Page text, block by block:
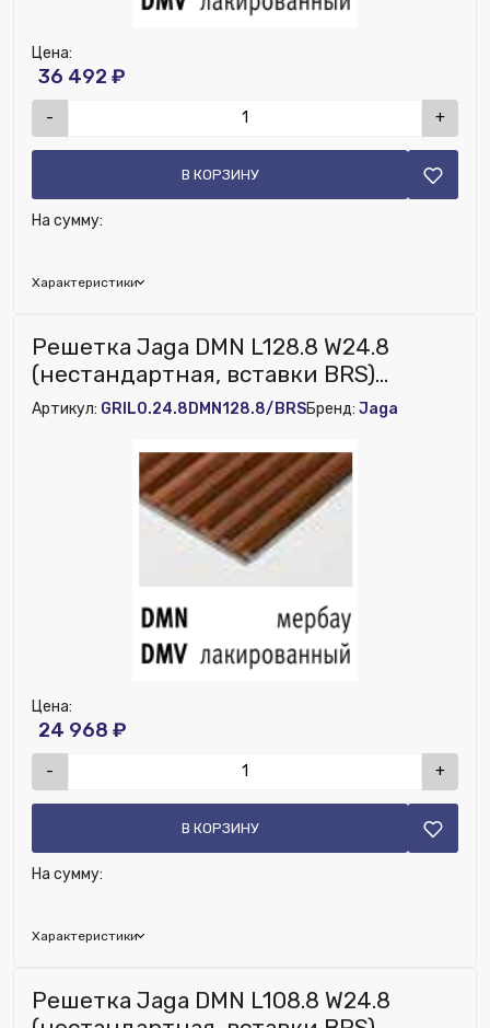
Характеристики
Цена:
36 492 ₽
- +
В КОРЗИНУ
На сумму:
Глубина (мм):210
Ширина (мм):
1930
Высота (мм):
50
Решетка Jaga DMN L128.8 W24.8
(нестандартная, вставки BRS)
(Арт.:GRIL0.24.8DMN128.8/BRS)
Артикул: GRIL0.24.8DMN128.8/BRSБренд: Jaga
Характеристики
Цена:
24 968 ₽
- +
В КОРЗИНУ
На сумму:
Глубина (мм):210
Ширина (мм):
1330
Решетка Jaga DMN L108.8 W24.8